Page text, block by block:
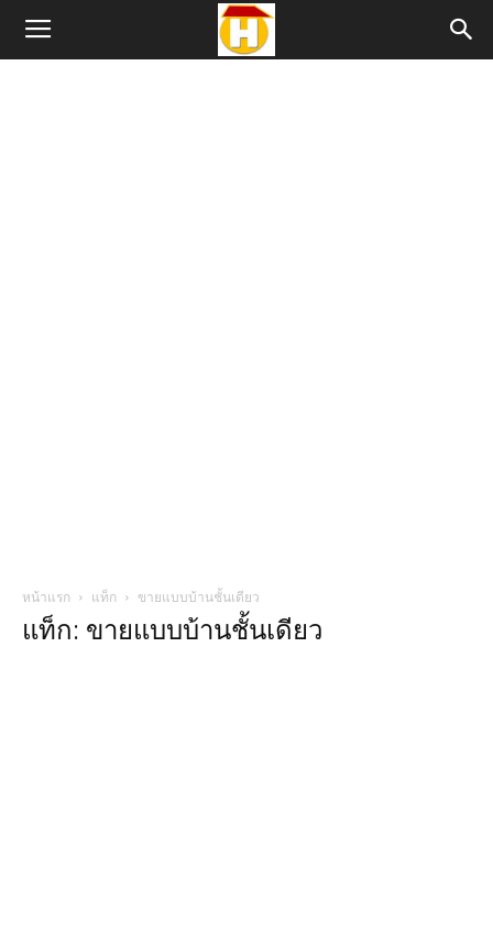
หน้าแรก แท็ก ขายแบบบ้านชั้นเดียว
แท็ก: ขายแบบบ้านชั้นเดียว